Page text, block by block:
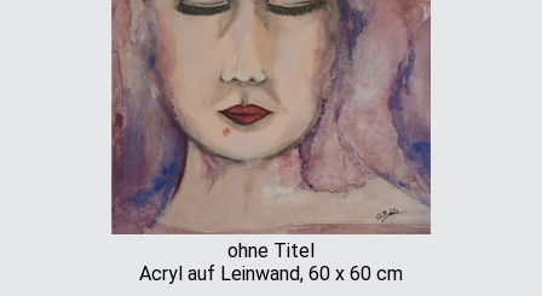
ohne Titel
Acryl auf Leinwand, 60 x 60 cm